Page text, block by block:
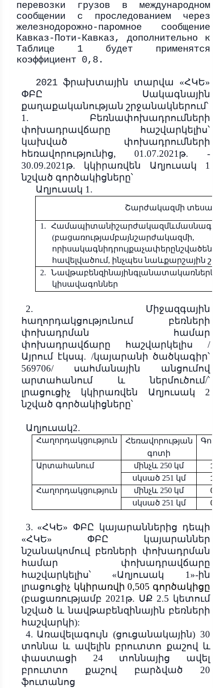
перевозки грузов в международном
сообщении с проследованием через
железнодорожно-паромное сообщение
Кавказ-Поти-Кавказ, дополнительно к
Таблице 1 будет применятся
коэффициент 0,8.
2021ֆրախտային տարվա «ՀԿԵ»
ՓԲԸ Սակագնային
քաղաքականության շրջանակներում՝
1.
Բեռնափոխադրումների
փոխադրավճարը հաշվարկելիս՝
կախված փոխադրումների
հեռավորությունից, 01.07.2021թ. -
30.09.2021թ. կկիրառվեն Աղյուսակ 1
նշված գործակիցները՝
Աղյուսակ 1.
Շարժակազմի
1.
(բացառությամբայնշարժակազմի,
որիսակագնիդրույքաչափերընշվածեն
հավելվածում, ինչպես նաևքարշային
2.
կիսավագոններ
2.
Միջազգային
հաղորդակցությունում բեռների
փոխադրման համար
փոխադրավճարը հաշվարկելիս /
Այրում էկսպ. /կայարանի ծածկագիր՝
569706/ սահմանային անցումով
արտահանում և ներմուծում/՝
լրացուցիչ կկիրառվեն Աղյուսակ 2
նշված գործակիցները՝
Աղյուսակ2.
Հաղորդակցություն
Հեռավորության
գոտի
Արտահանում մինչև 250 կմ
սկսած 251 կմ
Հաղորդակցություն մինչև 250 կմ
սկսած 251 կմ
3. «ՀԿԵ» ՓԲԸ կայարաններից դեպի
«ՀԿԵ» ՓԲԸ կայարաններ
նշանակոմուվ բեռների փոխադրման
համար փոխադրավճարը
հաշվարկելիս՝ «Աղյուսակ 1»-ին
լրացուցիչ կկիրառվի 0,505 գործակիցը
(բացառությամբ 2021թ. ՍՔ 2.5 կետում
նշված և նավթաբենզինային բեռների
հաշվարկի):
4. Առավելագույն (ցուցանակային) 30
տոննա և ավելին բրուտտո քաշով և
փաստացի 24 տոննայից ավել
բրուտտո քաշով բարձված 20
ֆուտանոց